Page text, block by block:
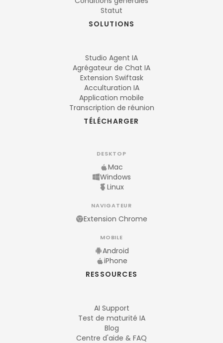
Statut
SOLUTIONS
Studio Agent IA
Agrégateur de Chat IA
Extension Swiftask
Acculturation IA
Application mobile
Transcription de réunion
TÉLÉCHARGER
DESKTOP
Mac
Windows
Linux
NAVIGATEUR
Extension Chrome
MOBILE
Android
iPhone
RESSOURCES
AI Support
Test de maturité IA
Blog
Centre d'aide & FAQ